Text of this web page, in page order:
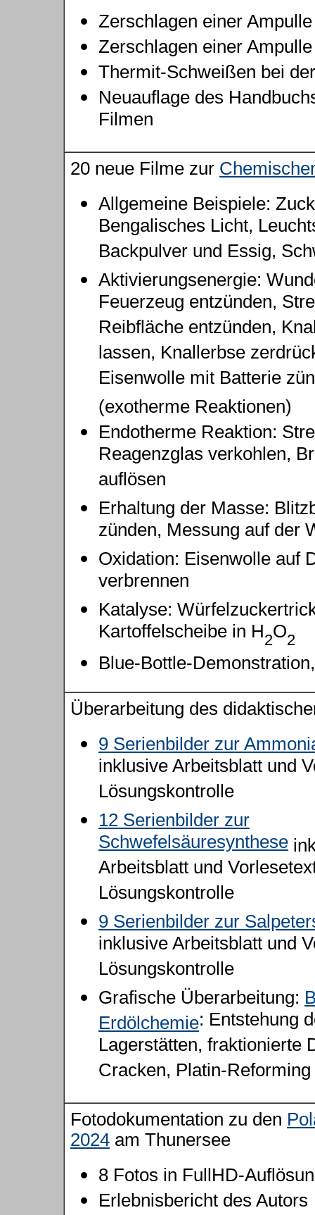
Zerschlagen einer
Zerschlagen einer
Thermit-Schweißen bei
Neuauflage des
Filmen
20 neue Filme zur
Allgemeine Beispiele:
Bengalisches Licht,
Backpulver und Essig,
Aktivierungsenergie:
Feuerzeug entzünden,
Reibfläche entzünden,
lassen, Knallerbse
Eisenwolle mit Batterie
(exotherme Reaktionen)
Endotherme Reaktion:
Reagenzglas verkohlen,
auflösen
Erhaltung der Masse:
zünden, Messung auf der
Oxidation: Eisenwolle auf
verbrennen
Katalyse:
Kartoffelscheibe in H2O2
Blue-Bottle-
Überarbeitung des
9 Serienbilder zur
inklusive Arbeitsblatt und
Lösungskontrolle
12 Serienbilder zur
Schwefelsäuresynthese
Arbeitsblatt und
Lösungskontrolle
9 Serienbilder zur
inklusive Arbeitsblatt und
Lösungskontrolle
Grafische Überarbeitung:
Erdölchemie: Entstehung
Lagerstätten, fraktionierte
Cracken, Platin-Reforming
Fotodokumentation zu den
2024 am Thunersee
8 Fotos in FullHD-
Erlebnisbericht des Autors